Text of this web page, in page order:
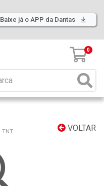
Baixe já o APP da Dantas
0
VOLTAR
TNT